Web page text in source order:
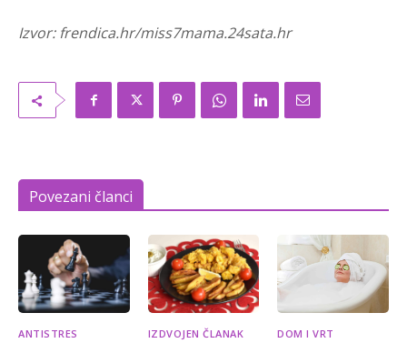
Izvor: frendica.hr/miss7mama.24sata.hr
Povezani članci
ANTISTRES IZDVOJEN ČLANAK DOM I VRT